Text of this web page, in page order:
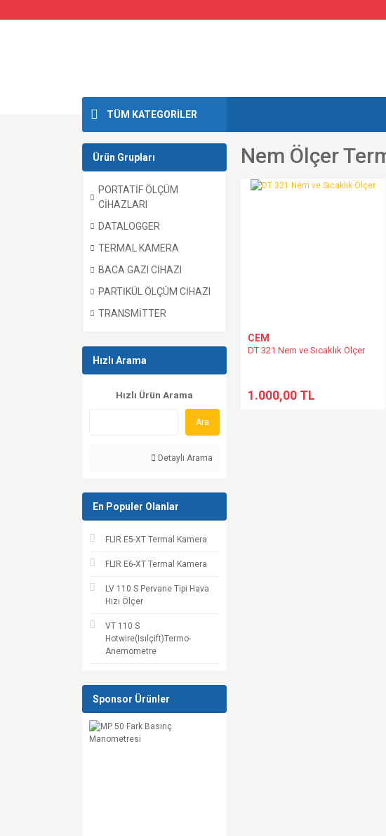
TÜM KATEGORİLER
Ürün Grupları
PORTATİF ÖLÇÜM
CİHAZLARI
DATALOGGER
TERMAL KAMERA
BACA GAZI CİHAZI
PARTİKÜL ÖLÇÜM CİHAZI
TRANSMİTTER
Hızlı Arama
Hızlı Ürün Arama
Ara
Detaylı Arama
En Populer Olanlar
FLIR E5-XT Termal Kamera
FLIR E6-XT Termal Kamera
LV 110 S Pervane Tipi Hava
Hızı Ölçer
VT 110 S
Hotwire(Isılçift)Termo-
Anemometre
Sponsor Ürünler
Nem Ölçer
CEM
DT 321 Nem ve Sıcaklık Ölçer
1.000,00 TL